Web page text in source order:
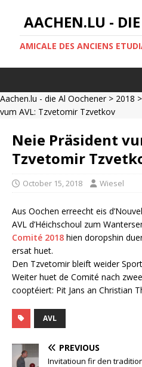
AACHEN.LU -
AMICALE DES ANCIENS
Aachen.lu - die Al Oochener> 2018 >
vum AVL: Tzvetomir Tzvetkov
Neie Präsident
Tzvetomir
October 15, 2018 Wiesel
Aus Oochen erreecht eis
AVL d’Héichschoul zum
Comité 2018 hien doropshin
ersat huet.
Den Tzvetomir bleift weider
Weiter huet de Comité nach
cooptéiert: Pit Jans an Christian
AVL
PREVIOUS
Invitatioun fir den